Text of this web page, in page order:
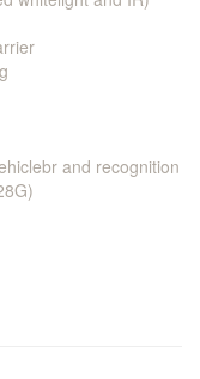
and recognition